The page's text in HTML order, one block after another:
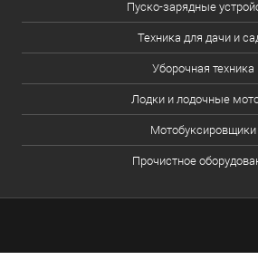
Пуско-зарядные
Техника для дачи и
Уборочная техника
Лодки и лодочные
Мотобуксировщики
Прочистное